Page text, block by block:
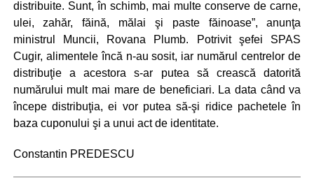
distribuite. Sunt, în schimb, mai multe conserve de carne,
ulei, zahăr, făină, mălai şi paste făinoase”, anunţa
ministrul Muncii, Rovana Plumb. Potrivit şefei SPAS
Cugir, alimentele încă n-au sosit, iar numărul centrelor de
distribuţie a acestora s-ar putea să crească datorită
numărului mult mai mare de beneficiari. La data când va
începe distribuţia, ei vor putea să-şi ridice pachetele în
baza cuponului şi a unui act de identitate.
Constantin PREDESCU